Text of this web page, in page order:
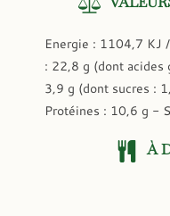
Energie : 1104,7 KJ
: 22,8 g (dont acides
3,9 g (dont sucres :
Protéines : 10,6 g -
À